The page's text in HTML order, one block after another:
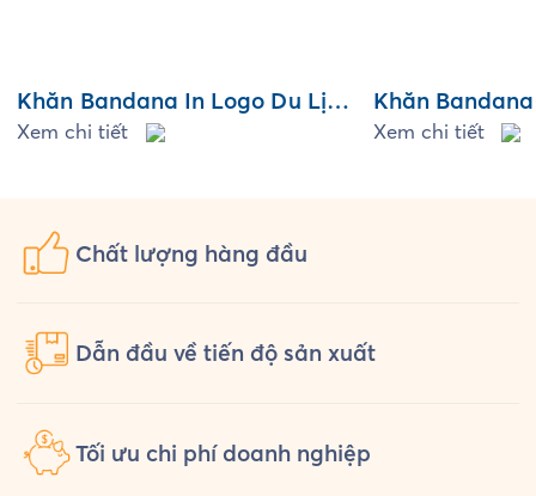
Khăn Bandana In Logo Du Lịch
Vịnh Hạ Long
Xem chi tiết
Khăn
Tiết Retro
Xem chi tiết
Chất lượng hàng đầu
Dẫn đầu về tiến độ sản xuất
Tối ưu chi phí doanh nghiệp